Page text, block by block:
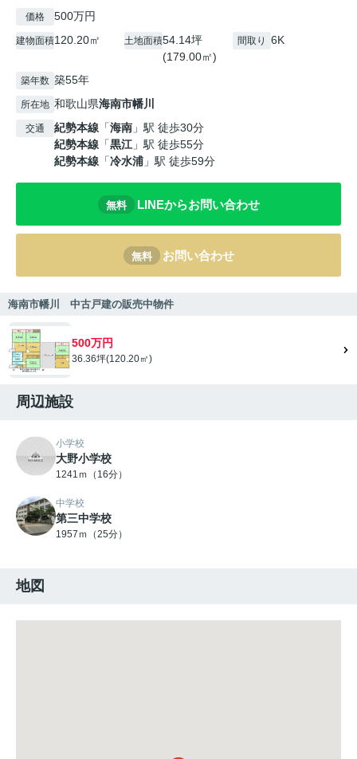
価格 500万円
建物面積120.20㎡ 土地面積54.14坪
(179.00㎡)
間取り 6K
築年数 築55年
所在地 和歌山県海南市幡川
交通 紀勢本線 「海南 」駅 徒歩30分
紀勢本線 「黒江」駅 徒歩55分
紀勢本線 「冷水浦 」駅 徒歩59分
無料 LINEからお問い合わせ
無料 お問い合わせ
海南市幡川 中古戸建の販売中物件
500万円
36.36坪(120.20㎡)
周辺施設
小学校
大野小学校
1241ｍ（16分）
中学校
第三中学校
1957ｍ（25分）
地図